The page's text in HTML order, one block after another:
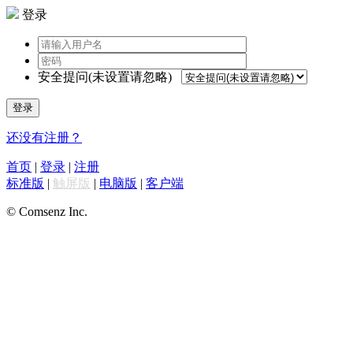
登录
安全提问(未设置请忽略)
登录
还没有注册？
首页 | 登录 | 注册
标准版 | 触屏版 | 电脑版 | 客户端
© Comsenz Inc.